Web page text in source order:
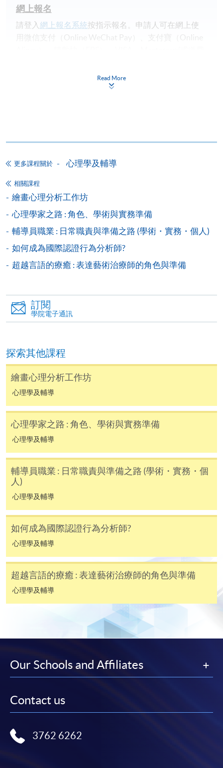
網上報名
請登入 網上報名系統按指示報名。申請人可在網上使
用微信支付（Online WeChat Pay）、支付寶（Online
申請人於開課時未滿18歲​，
法上課。
備註
已付的學費和已取得的學額轉讀其他課程，惟學院
對特殊情況，可酌情處理。轉讀申請一經批准，學
生須要付港幣120元手續費。
學院在收妥費用後，會向申請人發出付款收據，惟
付款收據只發一次。申請額外付款證明的收費為每
港大學專業進修學院」，並連同貼上郵票的回郵信
封及申請表交回本學院。補發的學費收據通常於課
程完結後寄出。
有關香港大學專業進修學院Summer School 的取錄方
法、學生須知、報名中心及其他相關資訊，請登入
Summer School 網頁 。
Read More
更多課程關於 心理學及輔導
相關課程
繪畫心理分析工作坊
心理學家之路 : 角色、學術與實務準備
輔導員職業 : 日常職責與準備之路 (學術・實務・個人)
如何成為國際認證行為分析師?
超越言語的療癒 : 表達藝術治療師的角色與準備
訂閱
學院電子通訊
探索其他課程
繪畫心理分析工作坊
心理學及輔導
心理學家之路 : 角色、學術與實務準備
心理學及輔導
輔導員職業 : 日常職責與準備之路 (學術・實務・個
人)
心理學及輔導
如何成為國際認證行為分析師?
心理學及輔導
超越言語的療癒 : 表達藝術治療師的角色與準備
心理學及輔導
Our Schools and Affiliates
Contact us
3762 6262